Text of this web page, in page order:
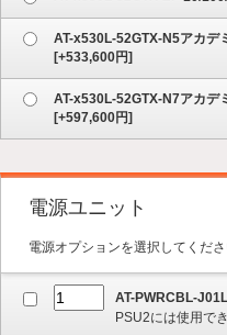
AT-x530L-52GTX-N5アカデ
[+533,600円]
AT-x530L-52GTX-N7アカデ
[+597,600円]
電源ユニット
電源オプションを選択してくださ
AT-PWRCBL-J01L
PSU2には使用で